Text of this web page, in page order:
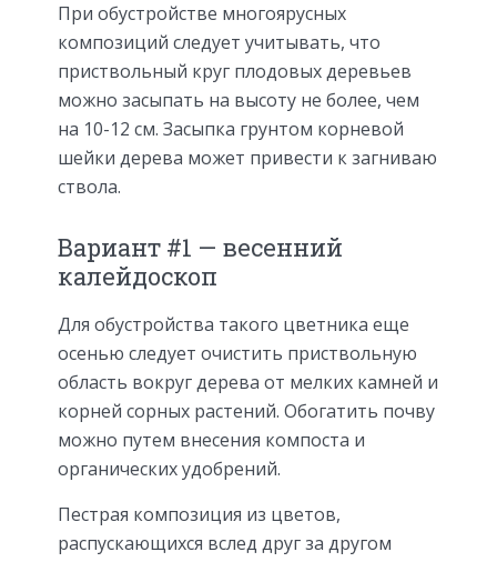
При обустройстве многоярусных
композиций следует учитывать, что
приствольный круг плодовых деревьев
можно засыпать на высоту не более, чем
на 10-12 см. Засыпка грунтом корневой
шейки дерева может привести к загниваю
ствола.
Вариант #1 — весенний
калейдоскоп
Для обустройства такого цветника еще
осенью следует очистить приствольную
область вокруг дерева от мелких камней и
корней сорных растений. Обогатить почву
можно путем внесения компоста и
органических удобрений.
Пестрая композиция из цветов,
распускающихся вслед друг за другом